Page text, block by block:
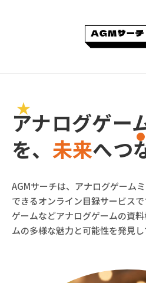
アナログゲー
を、 未来へつ
AGMサーチは、アナログゲーム
できるオンライン目録サービス
ゲームなどアナログゲームの資
ムの多様な魅力と可能性を発見し